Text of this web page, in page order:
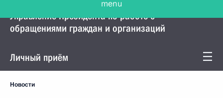
Управление Президента по работе с
обращениями граждан и организаций
Личный приём
Новости